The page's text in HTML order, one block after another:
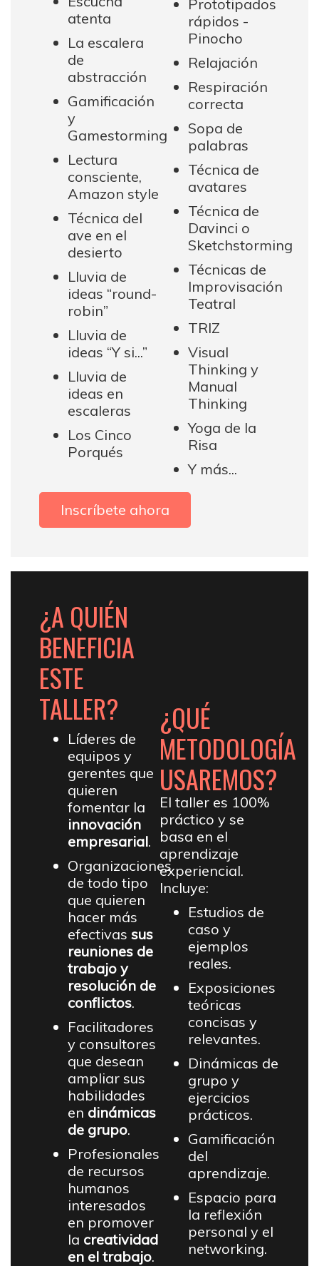
atenta
La escalera
de
abstracción
Gamificación
y
Gamestorming
Lectura
consciente,
Amazon style
Técnica del
ave en el
desierto
Lluvia de
ideas “round-
robin”
Lluvia de
ideas “Y si...”
Lluvia de
ideas en
escaleras
Los Cinco
Porqués
Prototipados
rápidos -
Pinocho
Relajación
Respiración
correcta
Sopa de
palabras
Técnica de
avatares
Técnica de
Davinci o
Sketchstorming
Técnicas de
Improvisación
Teatral
TRIZ
Visual
Thinking y
Manual
Thinking
Yoga de la
Risa
Y más...
Inscríbete ahora
¿A QUIÉN
BENEFICIA
ESTE
TALLER?
Líderes de
equipos y
gerentes que
quieren
fomentar la
innovación
empresarial.
Organizaciones
de todo tipo
que quieren
hacer más
efectivas sus
reuniones de
trabajo y
resolución de
conflictos.
Facilitadores
y consultores
que desean
ampliar sus
habilidades
en dinámicas
de grupo.
Profesionales
de recursos
humanos
interesados
en promover
la creatividad
en el trabajo.
¿QUÉ
METODOLOGÍA
USAREMOS?
El taller es 100%
práctico y se
basa en el
aprendizaje
experiencial.
Incluye:
Estudios de
caso y
ejemplos
reales.
Exposiciones
teóricas
concisas y
relevantes.
Dinámicas de
grupo y
ejercicios
prácticos.
Gamificación
del
aprendizaje.
Espacio para
la reflexión
personal y el
networking.